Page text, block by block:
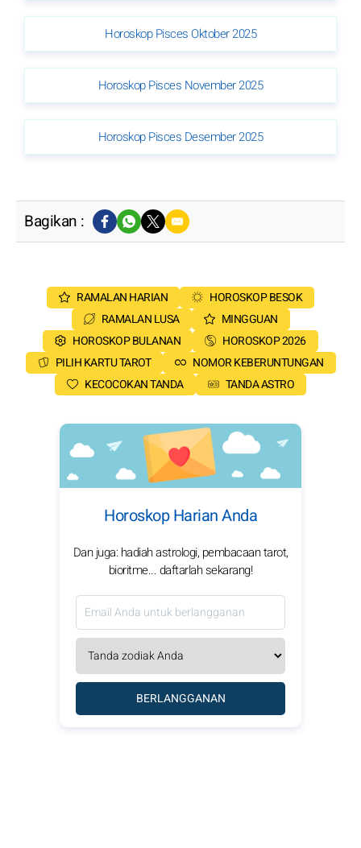
Horoskop Pisces Oktober 2025
Horoskop Pisces November 2025
Horoskop Pisces Desember 2025
Bagikan :
RAMALAN HARIAN
HOROSKOP BESOK
RAMALAN LUSA
MINGGUAN
HOROSKOP BULANAN
HOROSKOP 2026
PILIH KARTU TAROT
NOMOR KEBERUNTUNGAN
KECOCOKAN TANDA
TANDA ASTRO
Horoskop Harian Anda
Dan juga: hadiah astrologi, pembacaan tarot,
bioritme... daftarlah sekarang!
BERLANGGANAN